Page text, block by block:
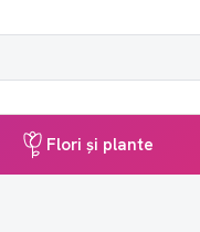
Flori și plante